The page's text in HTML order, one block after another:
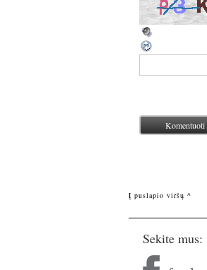
Į puslapio viršų ^
Sekite mus: